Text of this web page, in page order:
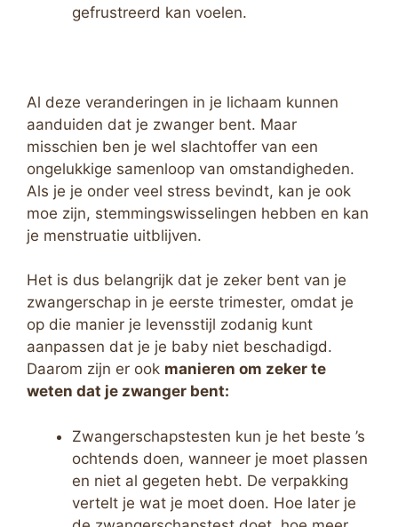
gefrustreerd kan voelen.
Al deze veranderingen in je lichaam kunnen
aanduiden dat je zwanger bent. Maar
misschien ben je wel slachtoffer van een
ongelukkige samenloop van omstandigheden.
Als je je onder veel stress bevindt, kan je ook
moe zijn, stemmingswisselingen hebben en kan
je menstruatie uitblijven.
Het is dus belangrijk dat je zeker bent van je
zwangerschap in je eerste trimester, omdat je
op die manier je levensstijl zodanig kunt
aanpassen dat je je baby niet beschadigd.
Daarom zijn er ook manieren om zeker te
weten dat je zwanger bent:
Zwangerschapstesten kun je het beste ’s
ochtends doen, wanneer je moet plassen
en niet al gegeten hebt. De verpakking
vertelt je wat je moet doen. Hoe later je